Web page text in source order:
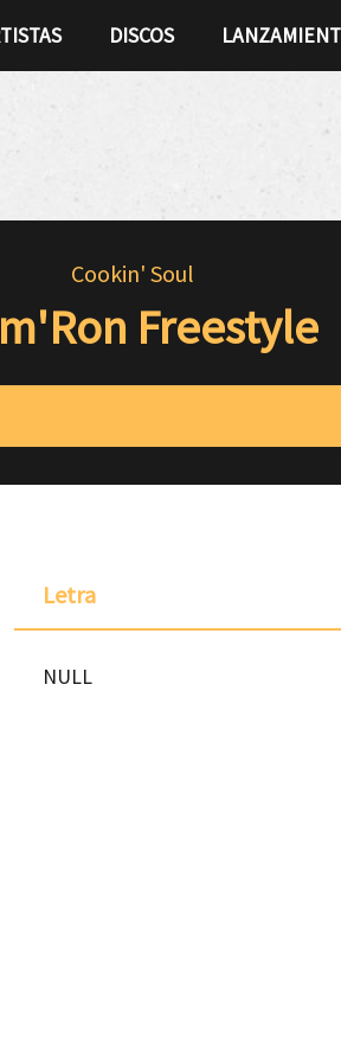
DISCOS
Cookin' Soul
Freestyle
Letra
NULL